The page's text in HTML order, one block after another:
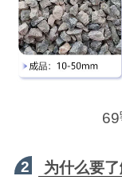
2 为什么要